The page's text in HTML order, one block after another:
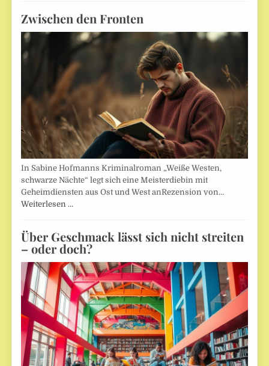
Zwischen den Fronten
In Sabine Hofmanns Kriminalroman „Weiße Westen,
schwarze Nächte“ legt sich eine Meisterdiebin mit
Geheimdiensten aus Ost und West anRezension von…
Weiterlesen …
Über Geschmack lässt sich nicht streiten
– oder doch?